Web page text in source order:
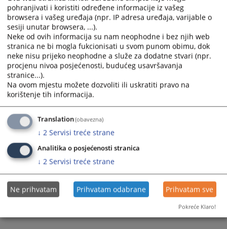
and
select
a
date.
Press
the
question
mark
key
to
get
the
shortcuts
for
changing
dates.
and
select
date.
Press
the
mark
to
the
shortcuts
for
changing
dates.
Trenutno nema vijesti
pohranjivati i koristiti određene informacije iz vašeg
browsera i vašeg uređaja (npr. IP adresa uređaja, varijable o
sesiji unutar browsera, ...).
Neke od ovih informacija su nam neophodne i bez njih web
stranica ne bi mogla fukcionisati u svom punom obimu, dok
neke nisu prijeko neophodne a služe za dodatne stvari (npr.
procjenu nivoa posjećenosti, budućeg usavršavanja
stranice...).
Na ovom mjestu možete dozvoliti ili uskratiti pravo na
korištenje tih informacija.
Translation(obavezna)
↓ 2 Servisi treće strane
Analitika o posjećenosti stranica
↓ 2 Servisi treće strane
Ne prihvatam Prihvatam odabrane Prihvatam sve
Pokreće Klaro!